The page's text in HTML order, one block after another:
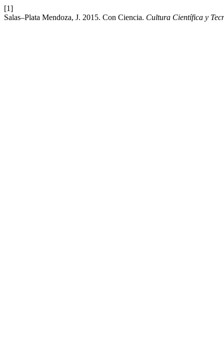
[1]
Salas–Plata Mendoza, J. 2015. Con Ciencia. Cultura Científica y